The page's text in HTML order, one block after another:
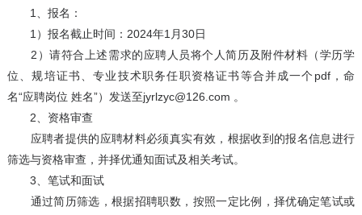
1、报名：
1）报名截止时间：2024年1月30日
2）请符合上述需求的应聘人员将个人简历及附件材料（学历学
位、规培证书、专业技术职务任职资格证书等合并成一个pdf，命
名“应聘岗位 姓名”）发送至jyrlzyc@126.com 。
2、资格审查
应聘者提供的应聘材料必须真实有效，根据收到的报名信息进行
筛选与资格审查，并择优通知面试及相关考试。
3、笔试和面试
通过简历筛选，根据招聘职数，按照一定比例，择优确定笔试或